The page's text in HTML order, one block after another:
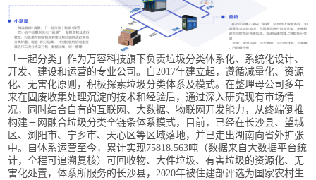
「一起分类」作为万容科技旗下负责垃圾分类体系化、系统化设计、
开发、建设和运营的专业公司。自2017年建立起，遵循减量化、资源
化、无害化原则，积极探索垃圾分类体系及模式。在整理母公司多年
来在固废收集处理沉淀的技术和经验后，通过深入研究现有市场情
况，同时结合自有的互联网、大数据、物联网开发能力，从终端倒推
构建三网融合垃圾分类全链条体系模式，目前，已经在长沙县、望城
区、浏阳市、宁乡市、天心区等区域落地，并已走出湖南向省外扩张
中。自体系运营至今，累计实现75818.563吨（数据来自大数据平台统
计，全程可追溯复核）可回收物、大件垃圾、有害垃圾的资源化、无
害化处置，体系所服务的长沙县，2020年被住建部评选为国家农村生